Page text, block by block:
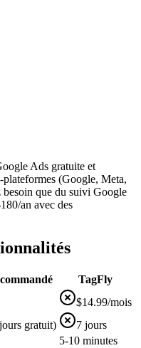
Ads gratuite et
(Google, Meta,
que du suivi Google
an avec des
TagFly
$14.99/mois
gratuit)
7 jours
5-10 minutes